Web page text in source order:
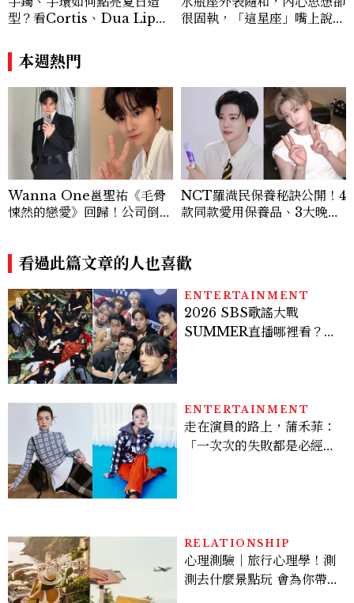
型？看Cortis、Dua Lip的
很固執，「這星座」嘴上說都
本週熱門
Wanna One邕聖祐《毛骨
悚然的戀愛》回歸！公司倒閉
NCT羅渽民保養秘訣公開！4
款同款愛用保養品、3大晚間
看過此篇文章的人也喜歡
ENTERTAINMENT
2026 SBS歌謠大戰
SUMMER直播哪裡看？
ENTERTAINMENT
走在演員的路上，蒲禾菲：
「一次次的失敗都是必經過
RELATIONSHIP
心理測驗｜旅行心理學！測
測去什麼景點玩 會為你帶來